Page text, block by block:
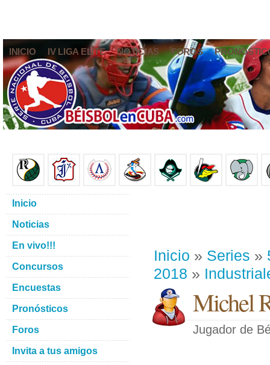
INICIO IV LIGA ELITE NOTICIAS FOROS
Inicio » Series »
2018 »
Michel
Jugador de
Inicio
Noticias
En vivo!!!
Concursos
Encuestas
Pronósticos
Foros
Invita a tus amigos